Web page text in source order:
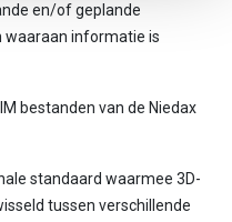
en/of geplande
waaraan informatie is
bestanden van de Niedax
standaard waarmee 3D-
tussen verschillende